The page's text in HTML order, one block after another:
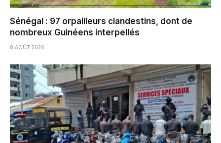
Sénégal : 97 orpailleurs clandestins, dont de
nombreux Guinéens interpellés
8 AOÛT 2026